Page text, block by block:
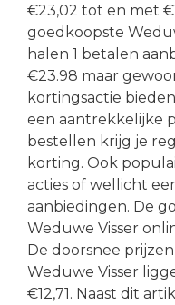
€23,02 tot en met
goedkoopste
halen 1 betalen
€23.98 maar
kortingsactie
een aantrekkelijke
bestellen krijg je
korting. Ook
acties of wellicht
aanbiedingen. De
Weduwe Visser
De doorsnee
Weduwe Visser
€12,71. Naast dit